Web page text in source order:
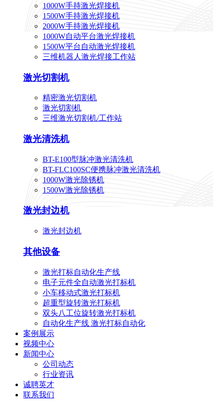
1000W手持激光焊接机
1500W手持激光焊接机
2000W手持激光焊接机
1000W自动平台激光焊接机
1500W平台自动激光焊接机
三维机器人激光焊接工作站
激光切割机
精密激光切割机
激光切割机
三维激光切割机/工作站
激光清洗机
BT-E100型脉冲激光清洗机
BT-FLC100SC便携脉冲激光清洗机
1000W激光除锈机
1500W激光除锈机
激光封边机
激光封边机
其他设备
激光打标自动化生产线
电子元件全自动激光打标机
小车移动式激光打标机
超重型旋转激光打标机
双头八工位旋转激光打标机
自动化生产线 激光打标自动化
案例展示
视频中心
新闻中心
公司动态
行业资讯
诚聘英才
联系我们